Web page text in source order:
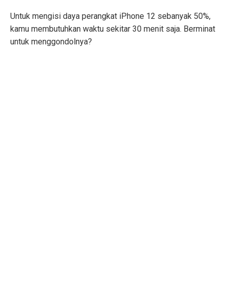
Untuk mengisi daya perangkat iPhone 12 sebanyak 50%,
kamu membutuhkan waktu sekitar 30 menit saja. Berminat
untuk menggondolnya?